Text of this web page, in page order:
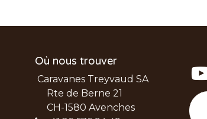
Où nous trouver
Caravanes Treyvaud SA
Rte de Berne 21
CH-1580 Avenches